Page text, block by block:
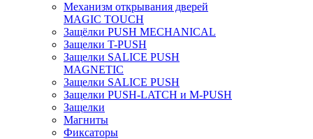
Механизм открывания дверей
MAGIC TOUCH
Защёлки PUSH MECHANICAL
Защелки T-PUSH
Защелки SALICE PUSH
MAGNETIC
Защелки SALICE PUSH
Защелки PUSH-LATCH и M-PUSH
Защелки
Магниты
Фиксаторы